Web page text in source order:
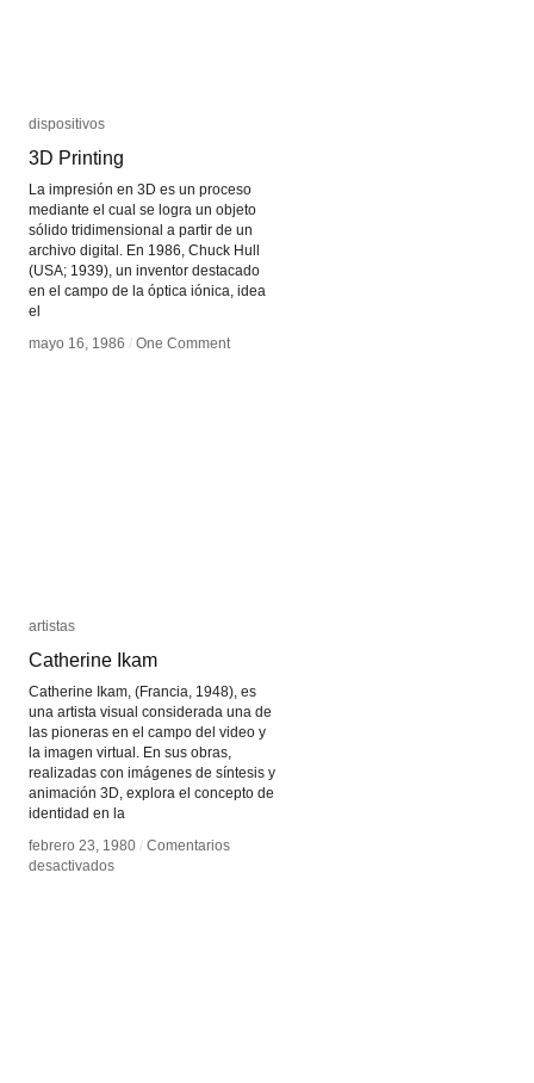
dispositivos
3D Printing
La impresión en 3D es un proceso
mediante el cual se logra un objeto
sólido tridimensional a partir de un
archivo digital. En 1986, Chuck Hull
(USA; 1939), un inventor destacado
en el campo de la óptica iónica, idea
el
mayo 16, 1986 / One Comment
dispositivos
3D Printing
mayo 16, 1986 / One Comment
artistas
Catherine Ikam
Catherine Ikam, (Francia, 1948), es
una artista visual considerada una de
las pioneras en el campo del video y
la imagen virtual. En sus obras,
realizadas con imágenes de síntesis y
animación 3D, explora el concepto de
identidad en la
febrero 23, 1980 / Comentarios
desactivadosen
artistas
Catherine Ikam
febrero 23, 1980 / Comentarios
desactivadosen